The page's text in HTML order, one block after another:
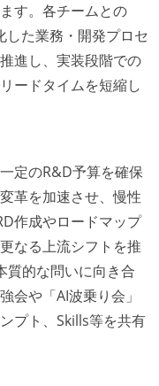
す。各チームとの
した業務・開発プロセ
進し、実装段階での
ードタイムを短縮し
定のR&D予算を確保
革を加速させ、慢性
作成やロードマップ
なる上流シフトを推
質的な問いに向き合
会や「AI波乗り会」
プト、Skills等を共有